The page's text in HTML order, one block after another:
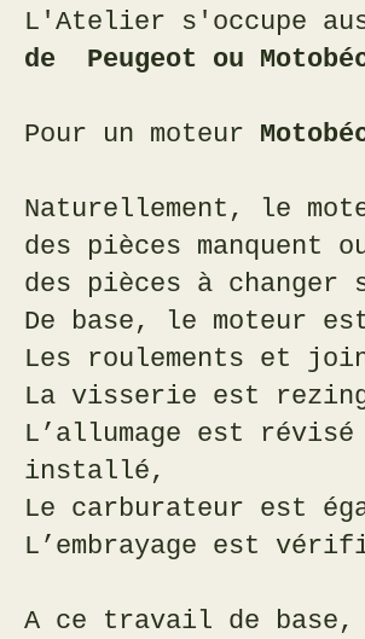
L'Atelier s'occupe
de Peugeot ou
Pour un moteur
Naturellement, le
des pièces
des pièces à changer
De base, le moteur
Les roulements et
La visserie est
L’allumage est
installé,
Le carburateur est
L’embrayage est
A ce travail de